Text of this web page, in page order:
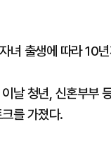
녀 출생에 따라 10
날 청년, 신혼부부
를 가졌다.